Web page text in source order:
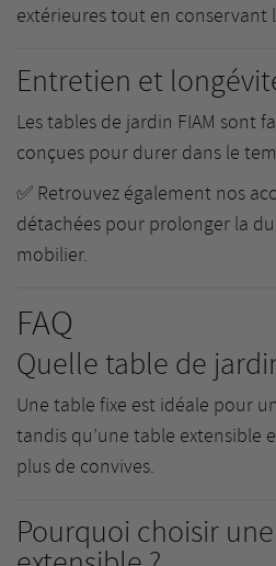
extérieures tout en conservant
Entretien et
Les tables de jardin FIAM sont
conçues pour durer dans le
✅ Retrouvez également nos
détachées pour prolonger la
mobilier.
FAQ
Quelle table de
Une table fixe est idéale pour
tandis qu’une table extensible
plus de convives.
Pourquoi choisir